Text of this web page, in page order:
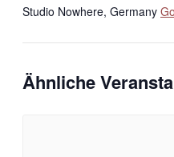
Studio Nowhere, Germany
Ähnliche